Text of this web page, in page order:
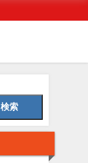
検索